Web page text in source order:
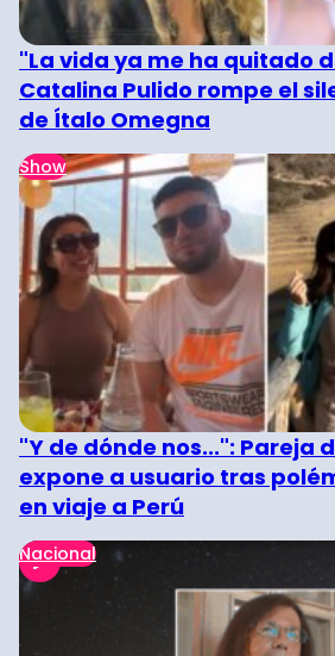
"La vida ya me ha quitado
Catalina Pulido rompe el
de Ítalo Omegna
Show
"Y de dónde nos...": Pareja
expone a usuario tras
en viaje a Perú
Nacional